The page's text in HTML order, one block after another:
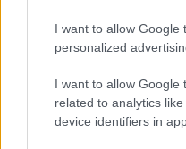
I want to allow Google
personalized
I want to allow Google
related to analytics
device identifiers in